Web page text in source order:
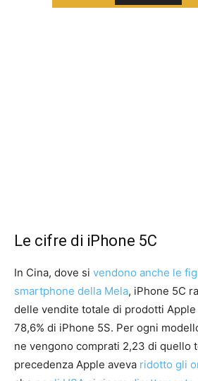
Le cifre di iPhone 5C
In Cina, dove si vendono anche le
smartphone della Mela, iPhone 5C
delle vendite totale di prodotti
78,6% di iPhone 5S. Per ogni
ne vengono comprati 2,23 di quello
precedenza Apple aveva ridotto gli